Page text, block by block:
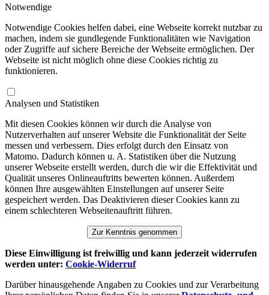
Notwendige
Notwendige Cookies helfen dabei, eine Webseite korrekt nutzbar zu
machen, indem sie gundlegende Funktionalitäten wie Navigation
oder Zugriffe auf sichere Bereiche der Webseite ermöglichen. Der
Webseite ist nicht möglich ohne diese Cookies richtig zu
funktionieren.
Analysen und Statistiken
Mit diesen Cookies können wir durch die Analyse von
Nutzerverhalten auf unserer Website die Funktionalität der Seite
messen und verbessern. Dies erfolgt durch den Einsatz von
Matomo. Dadurch können u. A. Statistiken über die Nutzung
unserer Webseite erstellt werden, durch die wir die Effektivität und
Qualität unseres Onlineauftritts bewerten können. Außerdem
können Ihre ausgewählten Einstellungen auf unserer Seite
gespeichert werden. Das Deaktivieren dieser Cookies kann zu
einem schlechteren Webseitenauftritt führen.
Zur Kenntnis genommen
Diese Einwilligung ist freiwillig und kann jederzeit widerrufen
werden unter: Cookie-Widerruf
Darüber hinausgehende Angaben zu Cookies und zur Verarbeitung